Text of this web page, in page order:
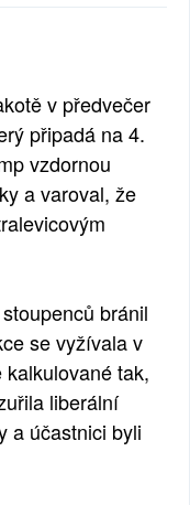
v předvečer
připadá na 4.
vzdornou
a varoval, že
bránil
se vyžívala v
tak,
liberální
a účastnici byli